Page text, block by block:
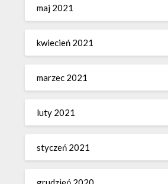
maj 2021
kwiecień 2021
marzec 2021
luty 2021
styczeń 2021